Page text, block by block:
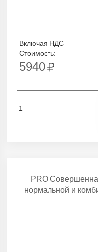
Включая НДС
Стоимость:
5940
PRO
нормальной и